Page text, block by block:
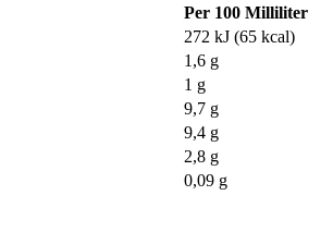
Per 100 Milliliter
272 kJ (65 kcal)
1,6 g
1 g
9,7 g
9,4 g
2,8 g
0,09 g